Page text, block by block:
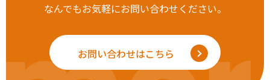
なんでもお気軽にお問い合わせください。
お問い合わせはこちら